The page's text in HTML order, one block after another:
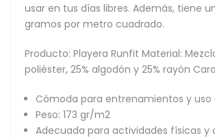
usar en tus días libres. Además, tiene
gramos por metro cuadrado.
Producto: Playera Runfit Material:
poliéster, 25% algodón y 25% rayón
Cómoda para entrenamientos y uso
Peso: 173 gr/m2
Adecuada para actividades físicas y